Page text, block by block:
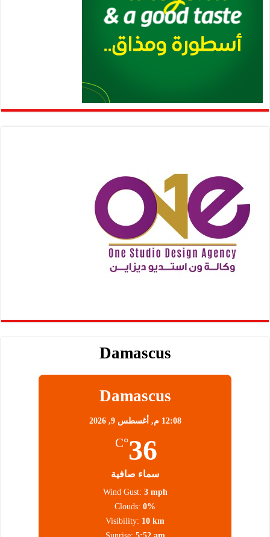
Damascus
Damascus
12:08 م, أغسطس 9, 2026
36
°C
سماء صافية
Wind Gust: 3 mph
Clouds: 0%
Visibility: 10 km